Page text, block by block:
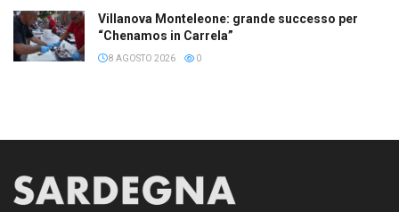
Villanova Monteleone: grande successo per
“Chenamos in Carrela”
8 AGOSTO 2026 0